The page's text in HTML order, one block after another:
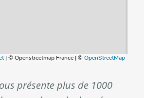
présente plus de 1000